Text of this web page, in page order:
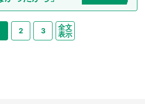
2 3
全文
表示